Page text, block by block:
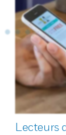
Lecteurs